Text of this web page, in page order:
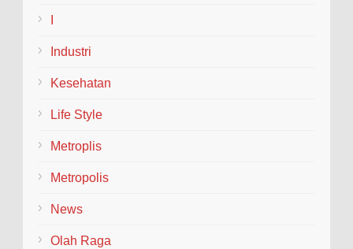
Industri
Kesehatan
Life Style
Metroplis
Metropolis
News
Olah Raga